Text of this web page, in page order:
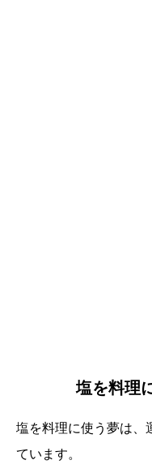
塩を料理
塩を料理に使う夢は、
ています。